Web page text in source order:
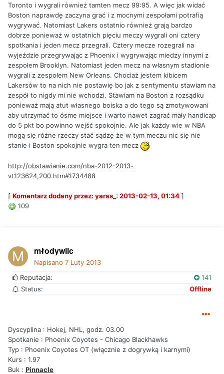
Toronto i wygrali również tamten mecz 99:95. A więc jak widać
Boston naprawdę zaczyna grać i z mocnymi zespołami potrafią
wygrywać. Natomiast Lakers ostatnio również grają bardzo
dobrze ponieważ w ostatnich pięciu meczy wygrali oni cztery
spotkania i jeden mecz przegrali. Cztery mecze rozegrali na
wyjeździe przegrywając z Phoenix i wygrywając miedzy innymi z
zespołem Brooklyn. Natomiast jeden mecz na własnym stadionie
wygrali z zespołem New Orleans. Chociaż jestem kibicem
Lakersów to na nich nie postawię bo jak z sentymentu stawiam na
zespół to nigdy mi nie wchodzi. Stawiam na Boston z rozsądku
ponieważ mają atut własnego boiska a do tego są zmotywowani
aby utrzymać to ósme miejsce i warto nawet zagrać mały handicap
do 5 pkt bo powinno wejść spokojnie. Ale jak każdy wie w NBA
mogą się różne rzeczy stać sądzę że w tym meczu nic się nie
stanie i Boston spokojnie wygra ten mecz
http://obstawianie.com/nba-2012-2013-
vt123624,200.htm#1734488
[ Komentarz dodany przez: yaras_: 2013-02-13, 01:34 ]
109
młodywilc
Napisano 7 Luty 2013
Reputacja:
141
Status:
Offline
Dyscyplina : Hokej, NHL, godz. 03.00
Spotkanie : Phoenix Coyotes - Chicago Blackhawks
Typ : Phoenix Coyotes OT (włącznie z dogrywką i karnymi)
Kurs : 1.97
Buk : Pinnacle